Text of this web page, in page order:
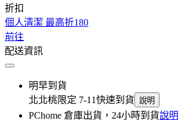
折扣
個人清潔 最高折180
前往
配送資訊
明早到貨
北北桃限定 7-11快速到貨 說明
PChome 倉庫出貨，24小時到貨說明